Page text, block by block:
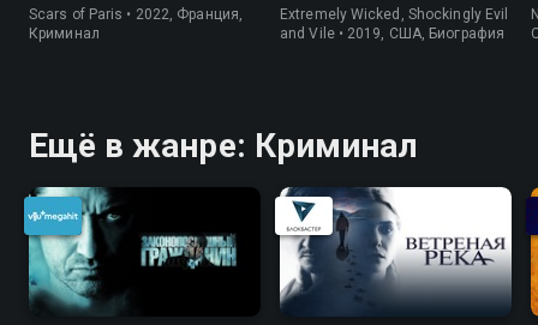
Scars of Paris • 2022, Франция,
Криминал
Extremely Wicked, Shockingly Evil
and Vile • 2019, США, Биография
Ещё в жанре: Криминал